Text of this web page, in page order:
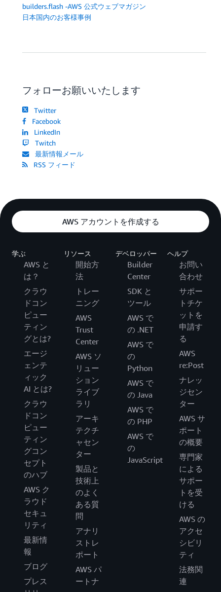
builders.flash -AWS 公式ウェブマガジン
日本国内のお客様事例
フォローお願いいたします
Twitter
Facebook
LinkedIn
Twitch
最新情報メール
RSS フィード
AWS アカウントを作成する
学ぶ
AWS と
は？
クラウ
ドコン
ピュー
ティン
グとは?
エージ
ェンテ
ィック
AI とは?
クラウ
ドコン
ピュー
ティン
グコン
セプト
のハブ
AWS ク
ラウド
セキュ
リティ
最新情
報
ブログ
プレス
リソース
開始方
法
トレー
ニング
AWS
Trust
Center
AWS ソ
リュー
ション
ライブ
ラリ
アーキ
テクチ
ャセン
ター
製品と
技術上
のよく
ある質
問
アナリ
ストレ
ポート
AWS パ
ートナ
デベロッパー
Builder
Center
SDK と
ツール
AWS で
の .NET
AWS で
の
Python
AWS で
の Java
AWS で
の PHP
AWS で
の
JavaScript
ヘルプ
お問い
合わせ
サポー
トチケ
ットを
申請す
る
AWS
re:Post
ナレッ
ジセン
ター
AWS サ
ポート
の概要
専門家
による
サポー
トを受
ける
AWS の
アクセ
シビリ
ティ
法務関
連